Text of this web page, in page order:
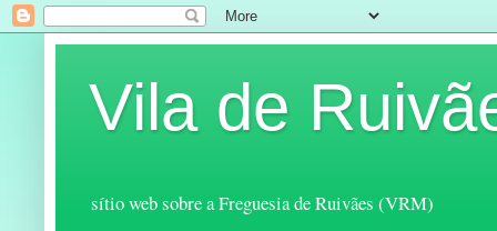
Vila de
sítio web sobre a Freguesia de Ruivães (VRM)